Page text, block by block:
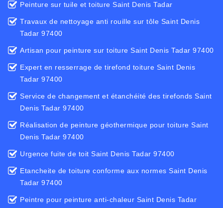
Peinture sur tuile et toiture Saint Denis Tadar
Travaux de nettoyage anti rouille sur tôle Saint Denis
Tadar 97400
Artisan pour peinture sur toiture Saint Denis Tadar 97400
Expert en resserrage de tirefond toiture Saint Denis
Tadar 97400
Service de changement et étanchéité des tirefonds Saint
Denis Tadar 97400
Réalisation de peinture géothermique pour toiture Saint
Denis Tadar 97400
Urgence fuite de toit Saint Denis Tadar 97400
Etancheite de toiture conforme aux normes Saint Denis
Tadar 97400
Peintre pour peinture anti-chaleur Saint Denis Tadar